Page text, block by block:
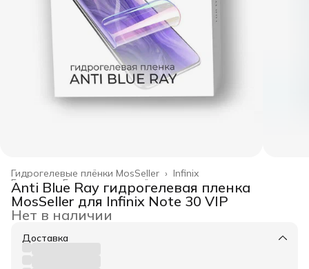
Infinix
Гидрогелевые плёнки MosSeller ›
Гидрогелевые плёнки ›
Главная ›
Anti Blue Ray гидрогелевая пленка
MosSeller для Infinix Note 30 VIP
Нет в наличии
Доставка